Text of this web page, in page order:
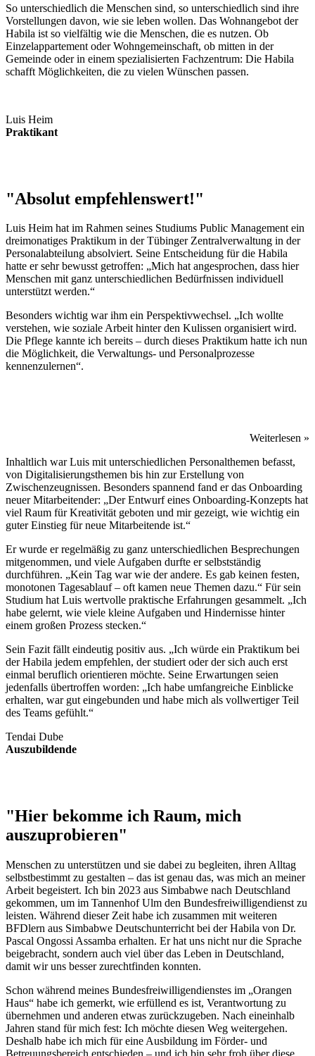
So unterschiedlich die Menschen sind, so unterschiedlich sind ihre
Vorstellungen davon, wie sie leben wollen. Das Wohnangebot der
Habila ist so vielfältig wie die Menschen, die es nutzen. Ob
Einzelappartement oder Wohngemeinschaft, ob mitten in der
Gemeinde oder in einem spezialisierten Fachzentrum: Die Habila
schafft Möglichkeiten, die zu vielen Wünschen passen.
Luis Heim
Praktikant
"Absolut empfehlenswert!"
Luis Heim hat im Rahmen seines Studiums Public Management ein
dreimonatiges Praktikum in der Tübinger Zentralverwaltung in der
Personalabteilung absolviert. Seine Entscheidung für die Habila
hatte er sehr bewusst getroffen: „Mich hat angesprochen, dass hier
Menschen mit ganz unterschiedlichen Bedürfnissen individuell
unterstützt werden.“
Besonders wichtig war ihm ein Perspektivwechsel. „Ich wollte
verstehen, wie soziale Arbeit hinter den Kulissen organisiert wird.
Die Pflege kannte ich bereits – durch dieses Praktikum hatte ich nun
die Möglichkeit, die Verwaltungs- und Personalprozesse
kennenzulernen“.
Weiterlesen »
Inhaltlich war Luis mit unterschiedlichen Personalthemen befasst,
von Digitalisierungsthemen bis hin zur Erstellung von
Zwischenzeugnissen. Besonders spannend fand er das Onboarding
neuer Mitarbeitender: „Der Entwurf eines Onboarding-Konzepts hat
viel Raum für Kreativität geboten und mir gezeigt, wie wichtig ein
guter Einstieg für neue Mitarbeitende ist.“
Er wurde er regelmäßig zu ganz unterschiedlichen Besprechungen
mitgenommen, und viele Aufgaben durfte er selbstständig
durchführen. „Kein Tag war wie der andere. Es gab keinen festen,
monotonen Tagesablauf – oft kamen neue Themen dazu.“ Für sein
Studium hat Luis wertvolle praktische Erfahrungen gesammelt. „Ich
habe gelernt, wie viele kleine Aufgaben und Hindernisse hinter
einem großen Prozess stecken.“
Sein Fazit fällt eindeutig positiv aus. „Ich würde ein Praktikum bei
der Habila jedem empfehlen, der studiert oder der sich auch erst
einmal beruflich orientieren möchte. Seine Erwartungen seien
jedenfalls übertroffen worden: „Ich habe umfangreiche Einblicke
erhalten, war gut eingebunden und habe mich als vollwertiger Teil
des Teams gefühlt.“
Tendai Dube
Auszubildende
"Hier bekomme ich Raum, mich
auszuprobieren"
Menschen zu unterstützen und sie dabei zu begleiten, ihren Alltag
selbstbestimmt zu gestalten – das ist genau das, was mich an meiner
Arbeit begeistert. Ich bin 2023 aus Simbabwe nach Deutschland
gekommen, um im Tannenhof Ulm den Bundesfreiwilligendienst zu
leisten. Während dieser Zeit habe ich zusammen mit weiteren
BFDlern aus Simbabwe Deutschunterricht bei der Habila von Dr.
Pascal Ongossi Assamba erhalten. Er hat uns nicht nur die Sprache
beigebracht, sondern auch viel über das Leben in Deutschland,
damit wir uns besser zurechtfinden konnten.
Schon während meines Bundesfreiwilligendienstes im „Orangen
Haus“ habe ich gemerkt, wie erfüllend es ist, Verantwortung zu
übernehmen und anderen etwas zurückzugeben. Nach eineinhalb
Jahren stand für mich fest: Ich möchte diesen Weg weitergehen.
Deshalb habe ich mich für eine Ausbildung im Förder- und